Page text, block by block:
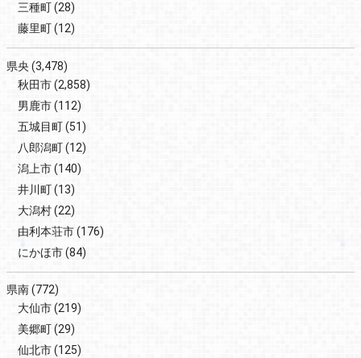
三種町(28)
藤里町(12)
県央 (3,478)
秋田市(2,858)
男鹿市(112)
五城目町(51)
八郎潟町(12)
潟上市(140)
井川町(13)
大潟村(22)
由利本荘市(176)
にかほ市(84)
県南(772)
大仙市(219)
美郷町(29)
仙北市(125)